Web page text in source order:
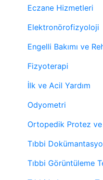
Eczane Hizmetleri
Elektronörofizyoloji
Engelli Bakımı ve
Fizyoterapi
İlk ve Acil Yardım
Odyometri
Ortopedik Protez
Tıbbi
Tıbbi Görüntüleme